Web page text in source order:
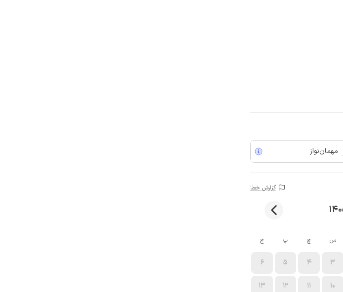
مهمان‌نواز
گزارش خطا
س چ پ ج
3
4
5
6
10
11
12
13